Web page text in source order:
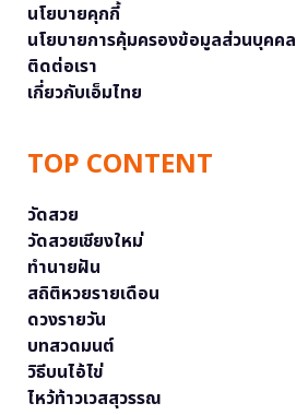
นโยบายคุกกี้
นโยบายการคุ้มครองข้อมูลส่วนบุคคล
ติดต่อเรา
เกี่ยวกับเอ็มไทย
TOP CONTENT
วัดสวย
วัดสวยเชียงใหม่
ทำนายฝัน
สถิติหวยรายเดือน
ดวงรายวัน
บทสวดมนต์
วิธีบนไอ้ไข่
ไหว้ท้าวเวสสุวรรณ